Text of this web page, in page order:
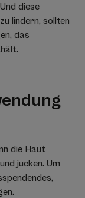
diese
lindern, sollten
das
die Haut
jucken. Um